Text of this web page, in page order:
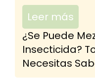
Leer más
¿Se Puede
Insecticida?
Necesitas